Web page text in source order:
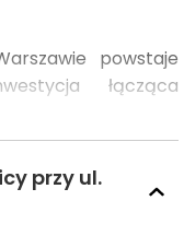
powstaje
łącząca
architekturą
się w otoczenie,
spotyka się z
dopracowana
oraz
przy ul.